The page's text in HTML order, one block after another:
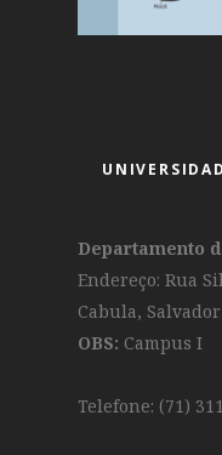
Departamento
Endereço: Rua
Cabula, Salvador
OBS: Campus I
Telefone: (71)